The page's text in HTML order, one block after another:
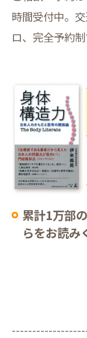
時間受付中。
ロ、完全予約制
累計1万部
らをお読み